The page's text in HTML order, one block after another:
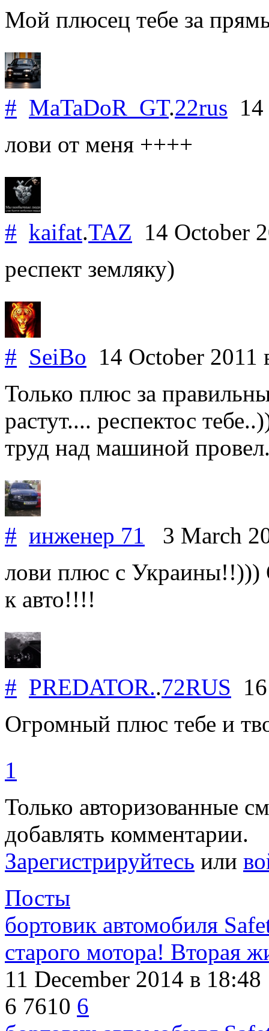
Мой плюсец тебе за
# MaTaDoR_GT.22rus
лови от меня ++++
# kaifat.TAZ 14 October
респект земляку)
# SeiBo 14 October 2011
Только плюс за
растут.... респектос
труд над машиной
# инженер 71 3 March
лови плюс с Украины!!)))
к авто!!!!
# PREDATOR..72RUS
Огромный плюс тебе и
1
Только авторизованные
добавлять комментарии.
Зарегистрируйтесь или
Посты
бортовик автомобиля
старого мотора! Вторая
11 December 2014 в 18:48
6 7610 6